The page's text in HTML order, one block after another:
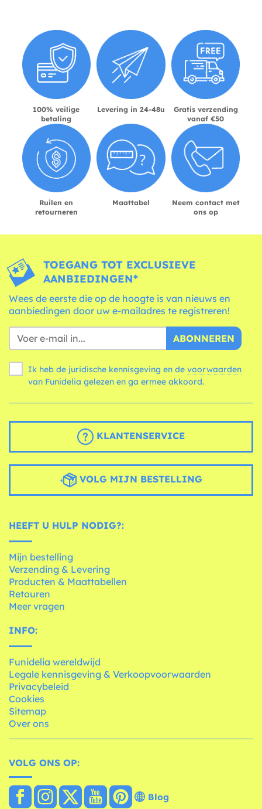
100% veilige
betaling
Levering in 24-48u
Gratis verzending
vanaf €50
Ruilen en
retourneren
Maattabel
Neem contact met
ons op
TOEGANG TOT EXCLUSIEVE
AANBIEDINGEN*
Wees de eerste die op de hoogte is van nieuws en
aanbiedingen door uw e-mailadres te registreren!
ABONNEREN
Ik heb de juridische kennisgeving en de voorwaarden
van Funidelia gelezen en ga ermee akkoord.
KLANTENSERVICE
VOLG MIJN BESTELLING
HEEFT U HULP NODIG?:
Mijn bestelling
Verzending & Levering
Producten & Maattabellen
Retouren
Meer vragen
INFO:
Funidelia wereldwijd
Legale kennisgeving & Verkoopvoorwaarden
Privacybeleid
Cookies
Sitemap
Over ons
VOLG ONS OP:
Blog